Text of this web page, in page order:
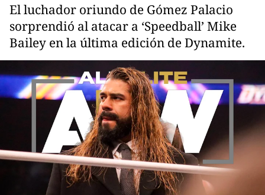
El luchador oriundo de Gómez Palacio
sorprendió al atacar a ‘Speedball’ Mike
Bailey en la última edición de Dynamite.